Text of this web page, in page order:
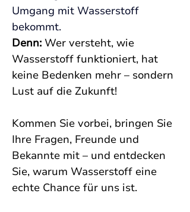
Umgang mit Wasserstoff
bekommt.
Denn: Wer versteht, wie
Wasserstoff funktioniert, hat
keine Bedenken mehr – sondern
Lust auf die Zukunft!
Kommen Sie vorbei, bringen Sie
Ihre Fragen, Freunde und
Bekannte mit – und entdecken
Sie, warum Wasserstoff eine
echte Chance für uns ist.